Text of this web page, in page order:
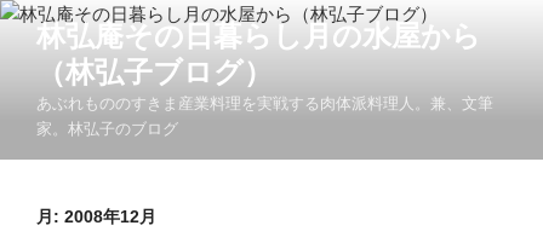
コ
へ
林弘庵その日暮らし月の水屋から
（林弘子ブログ）
あぶれもののすきま産業料理を実戦する肉体派料理人。兼、文筆
家。林弘子のブログ
月: 2008年12月